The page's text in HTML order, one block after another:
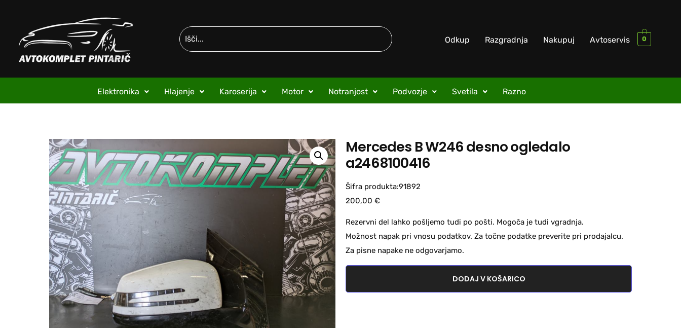
Odkup Razgradnja Nakupuj Avtoservis 0
Elektronika Hlajenje Karoserija Motor Notranjost Podvozje Svetila Razno
Mercedes B W246 desno ogledalo
a2468100416
Šifra produkta:91892
200,00 €
Rezervni del lahko pošljemo tudi po pošti. Mogoča je tudi vgradnja.
Možnost napak pri vnosu podatkov. Za točne podatke preverite pri prodajalcu.
Za pisne napake ne odgovarjamo.
DODAJ V KOŠARICO